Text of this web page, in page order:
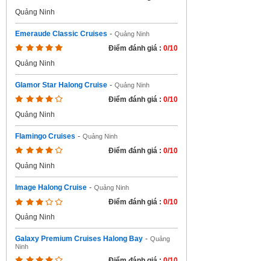
Quảng Ninh
Emeraude Classic Cruises - Quảng Ninh
Điểm đánh giá : 0/10
Quảng Ninh
Glamor Star Halong Cruise - Quảng Ninh
Điểm đánh giá : 0/10
Quảng Ninh
Flamingo Cruises - Quảng Ninh
Điểm đánh giá : 0/10
Quảng Ninh
Image Halong Cruise - Quảng Ninh
Điểm đánh giá : 0/10
Quảng Ninh
Galaxy Premium Cruises Halong Bay - Quảng
Ninh